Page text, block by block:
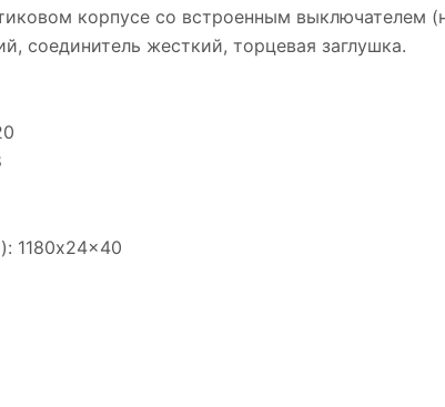
корпусе со встроенным выключателем
соединитель жесткий, торцевая заглушка.
1180x24x40